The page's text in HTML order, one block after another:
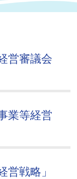
営審議会
業等経営
営戦略」